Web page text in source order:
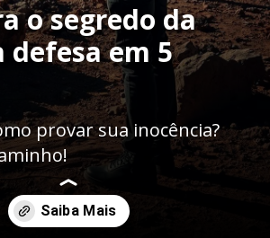
o segredo da
em 5
provar sua inocência?